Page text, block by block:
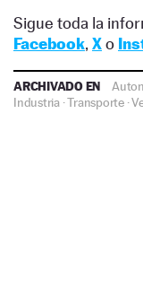
Sigue toda la
Facebook, Xo
ARCHIVADO EN
Industria·Transporte·